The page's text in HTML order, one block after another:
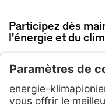
Participez dès
l'énergie et du